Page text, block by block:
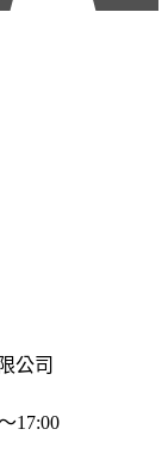
公司
17:00